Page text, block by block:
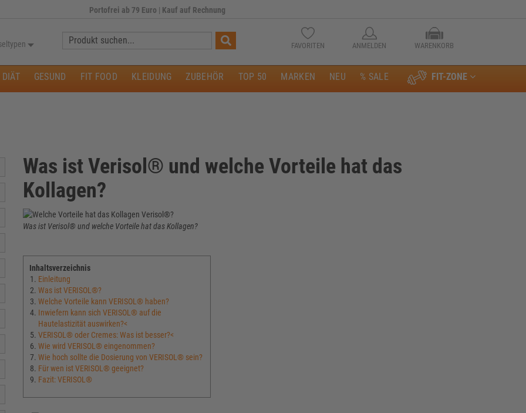
Portofrei ab 79 Euro | Kauf auf Rechnung
Suche:
FAVORITEN ANMELDEN WARENKORB
FIT-ZONE
DIÄT GESUND FIT FOOD KLEIDUNG ZUBEHÖR TOP 50 MARKEN NEU % SALE
Was ist Verisol® und welche Vorteile hat das
Kollagen?
Was ist Verisol® und welche Vorteile hat das Kollagen?
Inhaltsverzeichnis
Einleitung
Was ist VERISOL®?
Welche Vorteile kann VERISOL® haben?
Inwiefern kann sich VERISOL® auf die
Hautelastizität auswirken?<
VERISOL® oder Cremes: Was ist besser?<
Wie wird VERISOL® eingenommen?
Wie hoch sollte die Dosierung von VERISOL® sein?
Für wen ist VERISOL® geeignet?
Fazit: VERISOL®